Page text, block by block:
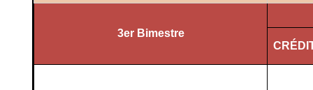
3er Bimestre